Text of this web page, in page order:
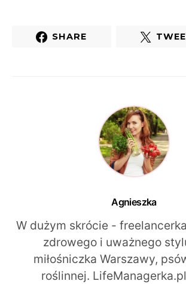
SHARE
Agnieszka
W dużym skrócie -
zdrowego i uważnego
miłośniczka Warszawy,
roślinnej.